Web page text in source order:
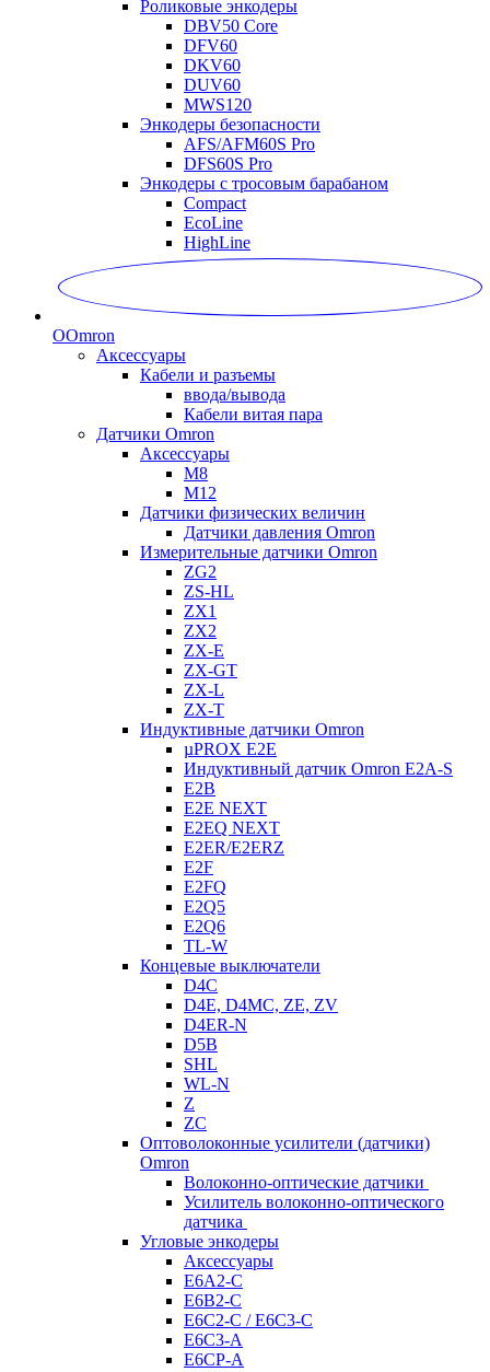
Роликовые энкодеры
DBV50 Core
DFV60
DKV60
DUV60
MWS120
Энкодеры безопасности
AFS/AFM60S Pro
DFS60S Pro
Энкодеры с тросовым барабаном
Compact
EcoLine
HighLine
OOmron
Аксессуары
Кабели и разъемы
ввода/вывода
Кабели витая пара
Датчики Omron
Аксессуары
M8
M12
Датчики физических величин
Датчики давления Omron
Измерительные датчики Omron
ZG2
ZS-HL
ZX1
ZX2
ZX-E
ZX-GT
ZX-L
ZX-T
Индуктивные датчики Omron
µPROX E2E
Индуктивный датчик Omron E2A-S
E2B
E2E NEXT
E2EQ NEXT
E2ER/E2ERZ
E2F
E2FQ
E2Q5
E2Q6
TL-W
Концевые выключатели
D4C
D4E, D4MC, ZE, ZV
D4ER-N
D5B
SHL
WL-N
Z
ZC
Оптоволоконные усилители (датчики)
Omron
Волоконно-оптические датчики
Усилитель волоконно-оптического
датчика
Угловые энкодеры
Аксессуары
E6A2-C
E6B2-C
E6C2-C / E6C3-C
E6C3-A
E6CP-A